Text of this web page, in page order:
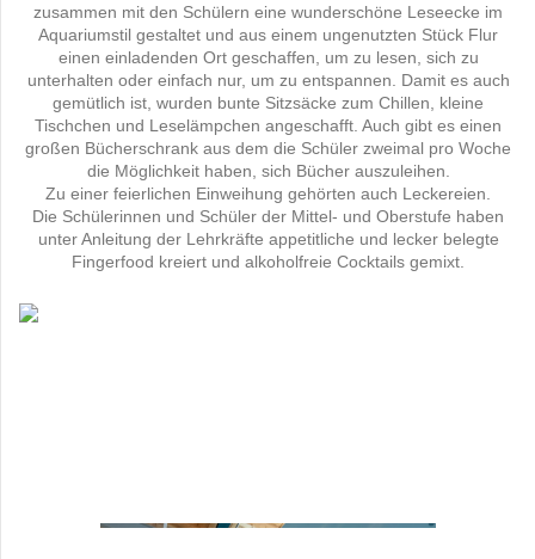
zusammen mit den Schülern eine wunderschöne Leseecke im
Aquariumstil gestaltet und aus einem ungenutzten Stück Flur
einen einladenden Ort geschaffen, um zu lesen, sich zu
unterhalten oder einfach nur, um zu entspannen. Damit es auch
gemütlich ist, wurden bunte Sitzsäcke zum Chillen, kleine
Tischchen und Leselämpchen angeschafft. Auch gibt es einen
großen Bücherschrank aus dem die Schüler zweimal pro Woche
die Möglichkeit haben, sich Bücher auszuleihen.
Zu einer feierlichen Einweihung gehörten auch Leckereien.
Die Schülerinnen und Schüler der Mittel- und Oberstufe haben
unter Anleitung der Lehrkräfte appetitliche und lecker belegte
Fingerfood kreiert und alkoholfreie Cocktails gemixt.